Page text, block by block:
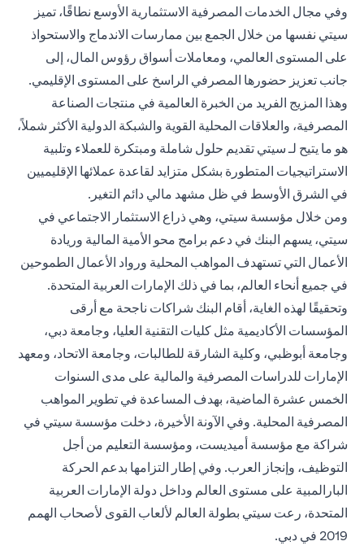
وفي مجال الخدمات المصرفية الاستثمارية الأوسع نطاقًا، تميز
سيتي نفسها من خلال الجمع بين ممارسات الاندماج والاستحواذ
على المستوى العالمي، ومعاملات أسواق رؤوس المال، إلى
جانب تعزيز حضورها المصرفي الراسخ على المستوى الإقليمي.
وهذا المزيج الفريد من الخبرة العالمية في منتجات الصناعة
المصرفية، والعلاقات المحلية القوية والشبكة الدولية الأكثر شملاً،
هو ما يتيح لـ سيتي تقديم حلول شاملة ومبتكرة للعملاء وتلبية
الاستراتيجيات المتطورة بشكل متزايد لقاعدة عملائها الإقليميين
في الشرق الأوسط في ظل مشهد مالي دائم التغير.
ومن خلال مؤسسة سيتي، وهي ذراع الاستثمار الاجتماعي في
سيتي، يسهم البنك في دعم برامج محو الأمية المالية وريادة
الأعمال التي تستهدف المواهب المحلية ورواد الأعمال الطموحين
في جميع أنحاء العالم، بما في ذلك الإمارات العربية المتحدة.
وتحقيقًا لهذه الغاية، أقام البنك شراكات ناجحة مع أرقى
المؤسسات الأكاديمية مثل كليات التقنية العليا، وجامعة دبي،
وجامعة أبوظبي، وكلية الشارقة للطالبات، وجامعة الاتحاد، ومعهد
الإمارات للدراسات المصرفية والمالية على مدى السنوات
الخمس عشرة الماضية، بهدف المساعدة في تطوير المواهب
المصرفية المحلية. وفي الآونة الأخيرة، دخلت مؤسسة سيتي في
شراكة مع مؤسسة أميديست، ومؤسسة التعليم من أجل
التوظيف، وإنجاز العرب. وفي إطار التزامها بدعم الحركة
البارالمبية على مستوى العالم وداخل دولة الإمارات العربية
المتحدة، رعت سيتي بطولة العالم لألعاب القوى لأصحاب الهمم
2019 في دبي.